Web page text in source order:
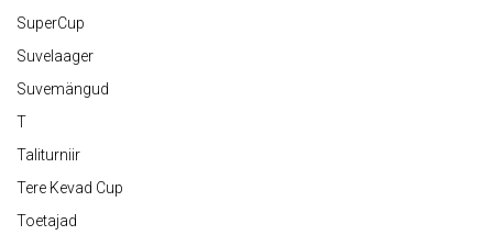
SuperCup
Suvelaager
Suvemängud
T
Taliturniir
Tere Kevad Cup
Toetajad